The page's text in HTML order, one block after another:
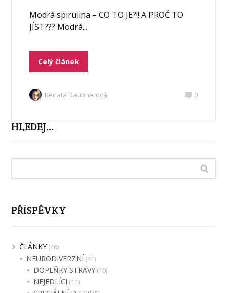
Modrá spirulina – CO TO JE?!! A PROČ TO
JÍST??? Modrá...
Celý článek
Renata Daubnerová 0
HLEDEJ…
PŘÍSPĚVKY
ČLÁNKY(46)
NEURODIVERZNÍ (41)
DOPLŇKY STRAVY (10)
NEJEDLÍCI (11)